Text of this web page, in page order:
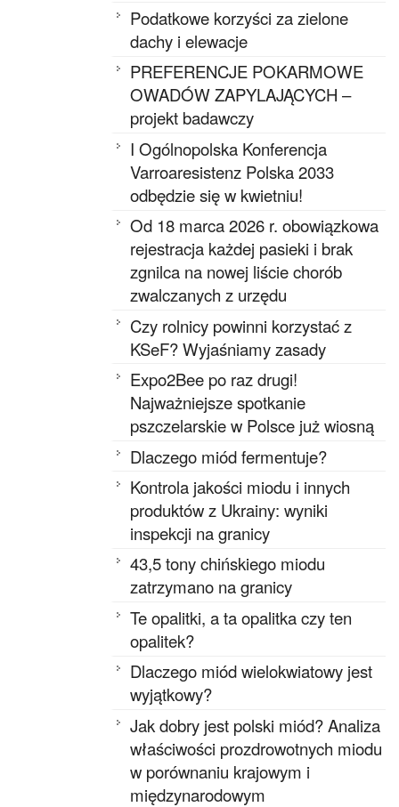
Podatkowe korzyści za zielone
dachy i elewacje
PREFERENCJE POKARMOWE
OWADÓW ZAPYLAJĄCYCH –
projekt badawczy
I Ogólnopolska Konferencja
Varroaresistenz Polska 2033
odbędzie się w kwietniu!
Od 18 marca 2026 r. obowiązkowa
rejestracja każdej pasieki i brak
zgnilca na nowej liście chorób
zwalczanych z urzędu
Czy rolnicy powinni korzystać z
KSeF? Wyjaśniamy zasady
Expo2Bee po raz drugi!
Najważniejsze spotkanie
pszczelarskie w Polsce już wiosną
Dlaczego miód fermentuje?
Kontrola jakości miodu i innych
produktów z Ukrainy: wyniki
inspekcji na granicy
43,5 tony chińskiego miodu
zatrzymano na granicy
Te opalitki, a ta opalitka czy ten
opalitek?
Dlaczego miód wielokwiatowy jest
wyjątkowy?
Jak dobry jest polski miód? Analiza
właściwości prozdrowotnych miodu
w porównaniu krajowym i
międzynarodowym